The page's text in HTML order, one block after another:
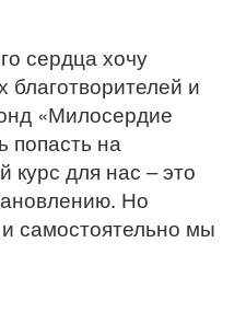
сердца хочу
благотворителей и
«Милосердие
попасть на
для нас – это
Но
самостоятельно мы